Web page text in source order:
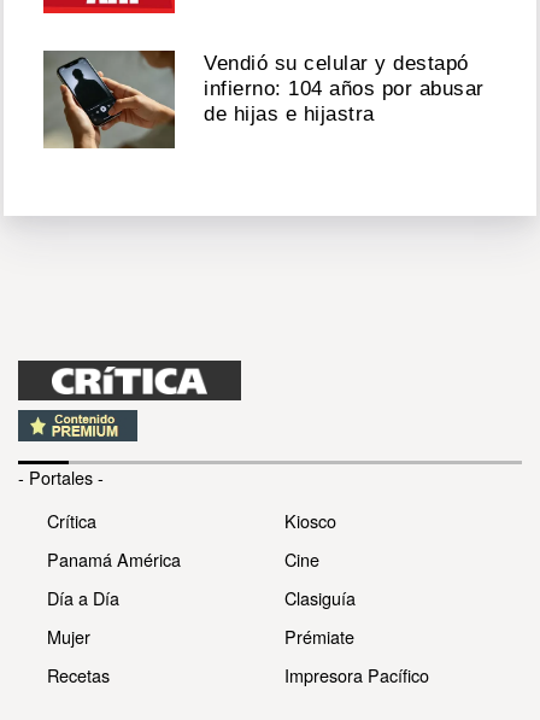
Vendió su celular y destapó
infierno: 104 años por abusar
de hijas e hijastra
- Portales -
Crítica
Panamá América
Día a Día
Mujer
Recetas
Kiosco
Cine
Clasiguía
Prémiate
Impresora Pacífico